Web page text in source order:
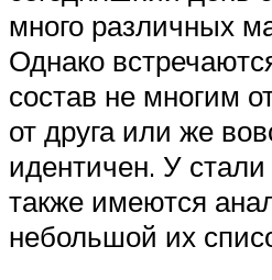
много различных
Однако
состав не многим
от друга или же
идентичен. У
также имеются
небольшой их